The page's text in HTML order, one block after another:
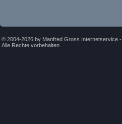
© 2004-2026 by Manfred Gross Internetservice -
Alle Rechte vorbehalten